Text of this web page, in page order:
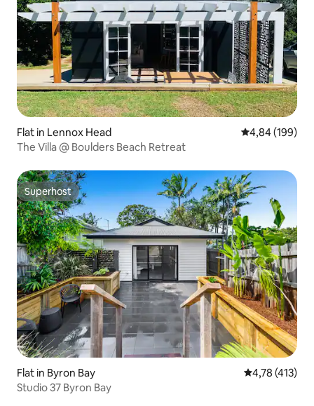
Flat in Lennox Head Gemiddelde
4,84 (199)
The Villa @ Boulders Beach Retreat
Superhost
Superhost
Flat in Byron Bay Gemiddelde
4,78 (413)
Studio 37 Byron Bay